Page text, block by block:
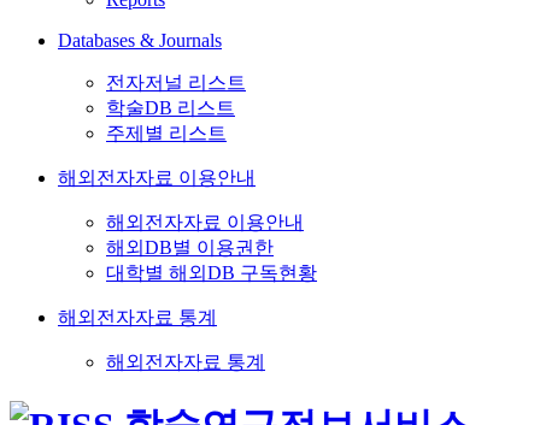
Databases & Journals
전자저널 리스트
학술DB 리스트
주제별 리스트
해외전자자료 이용안내
해외전자자료 이용안내
해외DB별 이용권한
대학별 해외DB 구독현황
해외전자자료 통계
해외전자자료 통계